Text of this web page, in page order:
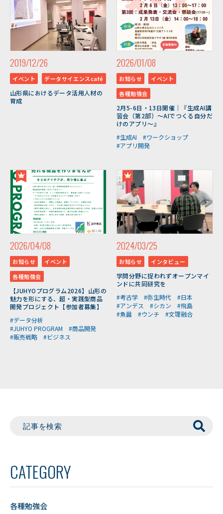
2019/12/26
イベント データサイエンスcafé
山形県におけるデータ活用人材の
育成
2026/01/08
お知らせ
イベント
各種勉強会
2月5-6日・13日開催｜『生成AI講
習会（第2部）～AIでつくる自分だ
けのアプリ～』
#生成AI
#ワークショップ
#アプリ開発
2026/04/08
お知らせ
イベント
各種勉強会
【JUHYOプログラム2026】山形の
魅力を形にする、超・実践型商品
開発プロジェクト【参加者募集】
#データ分析
#JUHYO PROGRAM
#商品開発
#販売戦略
#ビジネス
2024/03/25
お知らせ インタビュー
学問分野に捉われずオープンマイ
ンドに共同研究を
#考古学
#弥生時代
#日本
#アンデス
#シカン
#飛島
#魚醤
#ウンチ #文理融合
CATEGORY
各種勉強会